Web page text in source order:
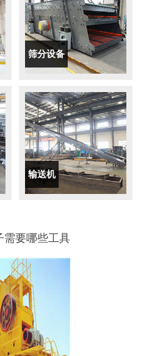
筛分设备
输送机
需要哪些工具